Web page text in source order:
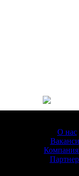
О нас